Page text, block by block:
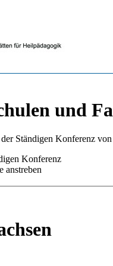
und
Ständigen Konferenz
Konferenz
anstreben